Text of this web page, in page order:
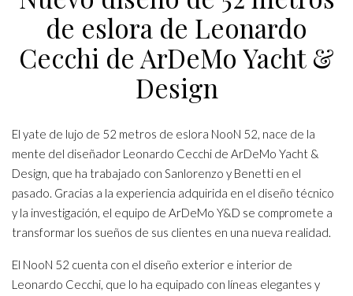
de eslora de Leonardo
Cecchi de ArDeMo Yacht &
Design
El yate de lujo de 52 metros de eslora NooN 52, nace de la
mente del diseñador Leonardo Cecchi de ArDeMo Yacht &
Design, que ha trabajado con Sanlorenzo y Benetti en el
pasado. Gracias a la experiencia adquirida en el diseño técnico
y la investigación, el equipo de ArDeMo Y&D se compromete a
transformar los sueños de sus clientes en una nueva realidad.
El NooN 52 cuenta con el diseño exterior e interior de
Leonardo Cecchi, que lo ha equipado con líneas elegantes y